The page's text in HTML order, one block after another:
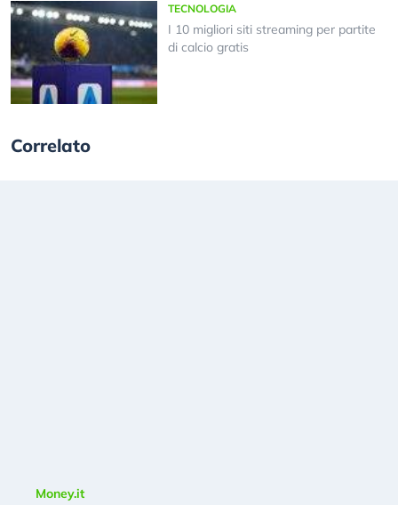
TECNOLOGIA
I 10 migliori siti streaming per partite
di calcio gratis
Correlato
Money.it